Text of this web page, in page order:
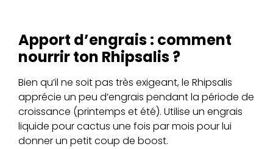
Apport d’engrais : comment
nourrir ton Rhipsalis ?
Bien qu’il ne soit pas très exigeant, le Rhipsalis
apprécie un peu d’engrais pendant la période de
croissance (printemps et été). Utilise un engrais
liquide pour cactus une fois par mois pour lui
donner un petit coup de boost.